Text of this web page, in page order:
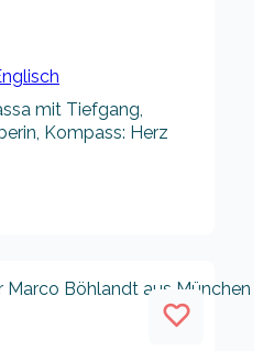
mit Tiefgang,
Kompass: Herz